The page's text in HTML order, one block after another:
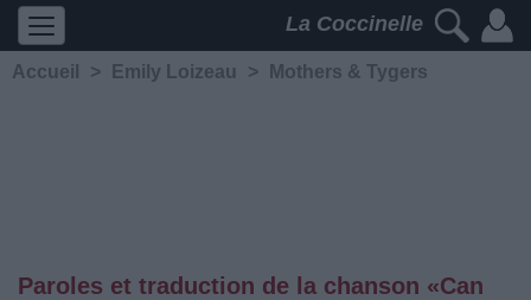
La Coccinelle
Accueil > Emily Loizeau > Mothers & Tygers
Paroles et traduction de la chanson «Can